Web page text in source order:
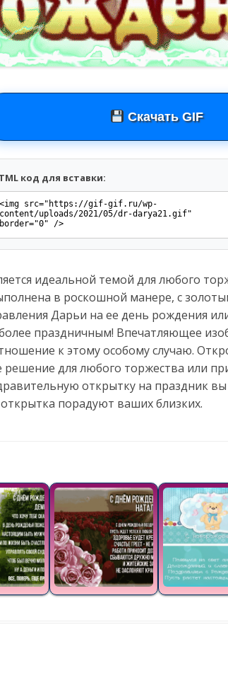
Скачать GIF
код для вставки:
идеальной темой для любого
в роскошной манере, с
Дарьи на ее день рождения
более праздничным! Впечатляющее
к этому особому случаю.
для любого торжества или
открытку на праздник
порадуют ваших близких.